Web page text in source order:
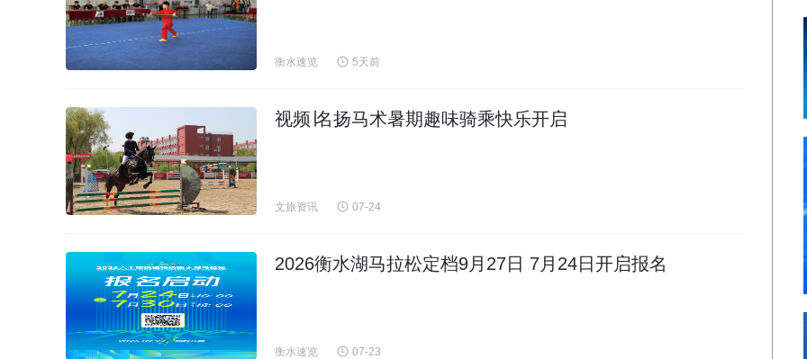
衡水速览 5天前
视频∣名扬马术暑期趣味骑乘快乐开启
文旅资讯 07-24
2026衡水湖马拉松定档9月27日 7月24日开启报名
衡水速览 07-23